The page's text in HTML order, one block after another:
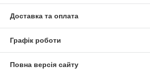
Доставка та оплата
Графік роботи
Повна версія сайту